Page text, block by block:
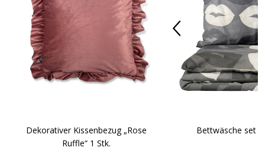
Dekorativer Kissenbezug „Rose
Ruffle“ 1 Stk.
Bettwäsche set